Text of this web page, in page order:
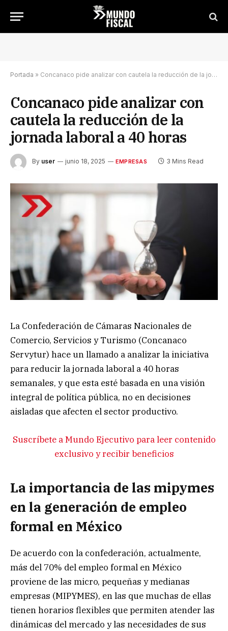
Portada » Concanaco pide analizar con cautela la reducción de la jornada laboral a 40 horas
Concanaco pide analizar con
cautela la reducción de la
jornada laboral a 40 horas
By user junio 18, 2025 EMPRESAS 3 Mins Read
La Confederación de Cámaras Nacionales de
Comercio, Servicios y Turismo (Concanaco
Servytur) hace un llamado a analizar la iniciativa
para reducir la jornada laboral a 40 horas
semanales, y que esta esté basada en una visión
integral de política pública, no en decisiones
aisladas que afecten el sector productivo.
Suscríbete a Mundo Ejecutivo para leer contenido
exclusivo y recibir beneficios
La importancia de las mipymes
en la generación de empleo
formal en México
De acuerdo con la confederación, actualmente,
más del 70% del empleo formal en México
proviene de las micro, pequeñas y medianas
empresas (MIPYMES), en las que muchas de ellas
tienen horarios flexibles que permiten atender las
dinámicas del mercado y las necesidades de sus